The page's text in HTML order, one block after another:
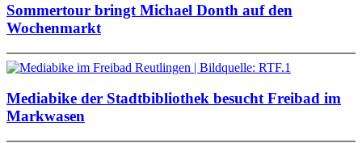
Sommertour bringt Michael Donth auf den
Wochenmarkt
Mediabike der Stadtbibliothek besucht Freibad im
Markwasen